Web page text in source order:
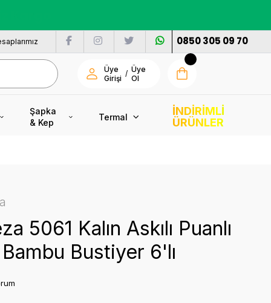
0850 305 09 70
Üye
Girişi
/ Üye
Ol
Şapka
& Kep
Termal
İNDİRİMLİ
ÜRÜNLER
5061 Kalın Askılı Puanlı
Bustiyer 6'lı